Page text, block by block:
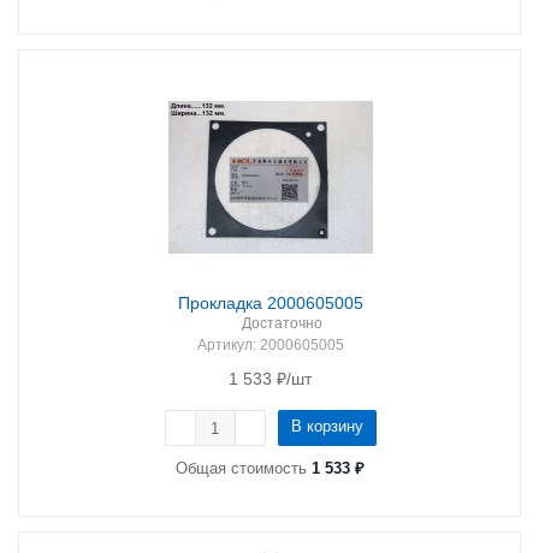
Прокладка 2000605005
Достаточно
Артикул: 2000605005
1 533 ₽/шт
В корзину
Общая стоимость 1 533 ₽